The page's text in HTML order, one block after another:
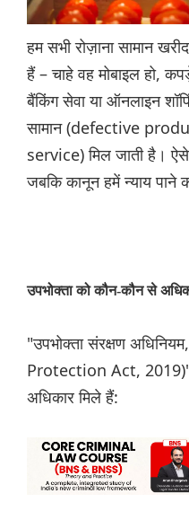
हम सभी रोज़ाना सामान
हैं – चाहे वह मोबाइल हो,
बैंकिंग सेवा या ऑनलाइन
सामान (defective
service) मिल जाती है।
जबकि कानून हमें न्याय पाने
उपभोक्ता को कौन-कौन से
"उपभोक्ता संरक्षण
Protection Act,
अधिकार मिले हैं: